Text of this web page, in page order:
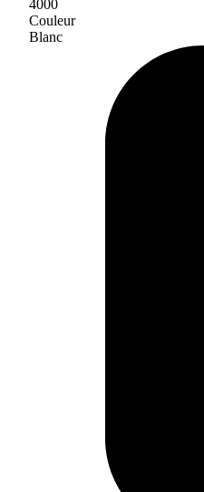
4000
Couleur
Blanc